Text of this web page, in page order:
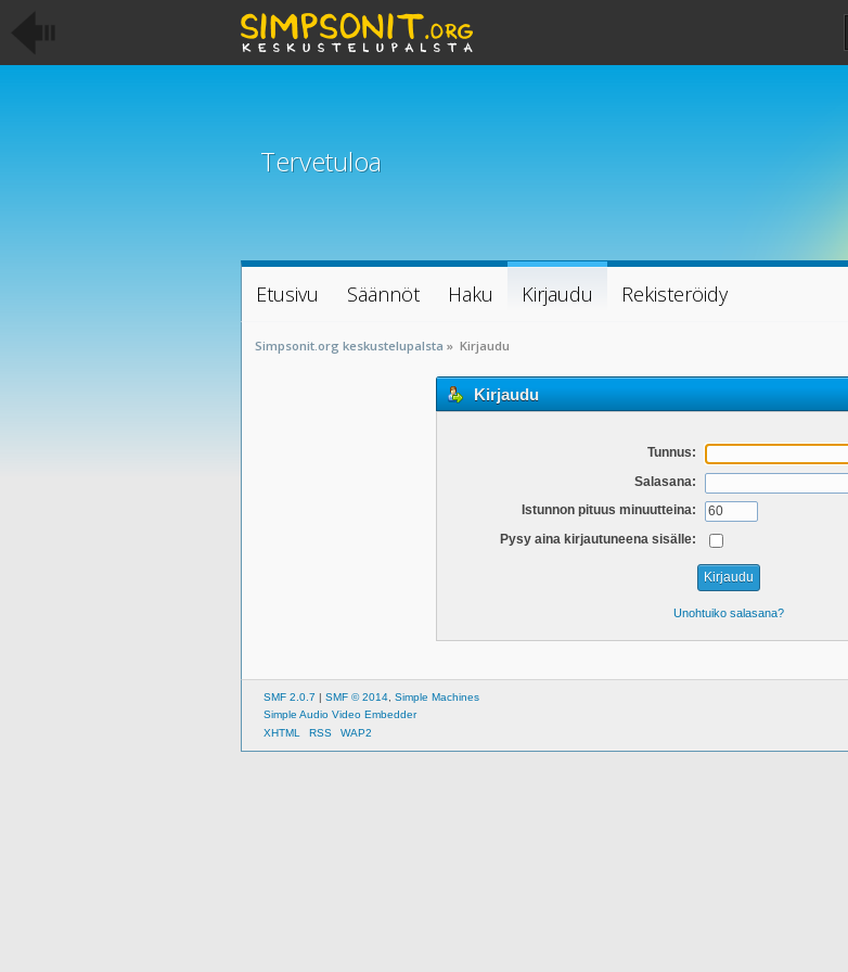
Tervetuloa
Etusivu Säännöt Haku Kirjaudu Rekisteröidy
Simpsonit.org keskustelupalsta » Kirjaudu
Kirjaudu
Tunnus:
Salasana:
Istunnon pituus minuutteina:
Pysy aina kirjautuneena sisälle:
Unohtuiko salasana?
SMF 2.0.7 | SMF © 2014 Simple Machines
Simple Audio Video Embedder
XHTML
RSS WAP2